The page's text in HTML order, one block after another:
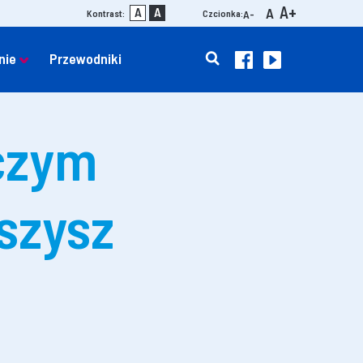
Kontrast: A A Czcionka:A- A A+
Przewodniki